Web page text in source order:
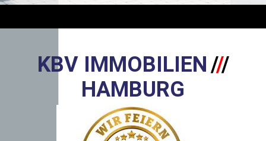
KBV IMMOBILIEN///
HAMBURG